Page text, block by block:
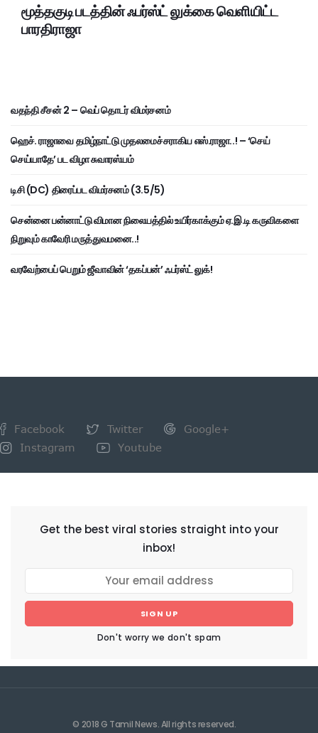
மூத்தகுடி படத்தின் ஃபர்ஸ்ட் லுக்கை வெளியிட்ட
பாரதிராஜா
வதந்தி சீசன் 2 – வெப் தொடர் விமர்சனம்
ஹெச். ராஜாவை தமிழ்நாட்டு முதலமைச்சராகிய எஸ்.ராஜா..! – ‘செய்
செய்யாதே’ பட விழா சுவாரஸ்யம்
டிசி (DC) திரைப்பட விமர்சனம் (3.5/5)
சென்னை பன்னாட்டு விமான நிலையத்தில் உயிர்காக்கும் ஏ.இ.டி கருவிகளை
நிறுவும் காவேரி மருத்துவமனை..!
வரவேற்பைப் பெறும் ஜீவாவின் ‘தகப்பன்’ ஃபர்ஸ்ட் லுக்!
Facebook Twitter
Google+
Instagram
Youtube
Get the best viral stories straight into your
inbox!
SIGN UP
Don't worry we don't spam
© 2018 G Tamil News. All rights reserved.